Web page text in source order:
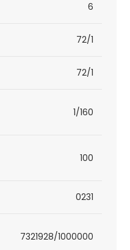
6
72/1
72/1
1/160
100
0231
7321928/1000000